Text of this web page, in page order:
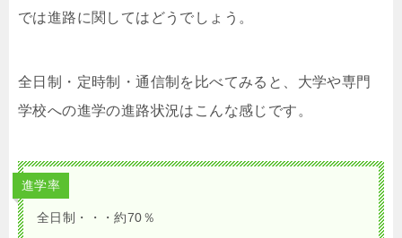
では進路に関してはどうでしょう。
全日制・定時制・通信制を比べてみると、大学や専門
学校への進学の進路状況はこんな感じです。
進学率
全日制・・・約70％